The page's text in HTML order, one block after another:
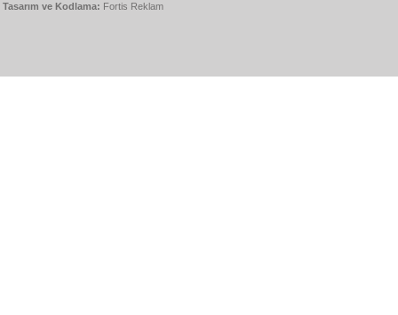
Tasarım ve Kodlama: Fortis Reklam